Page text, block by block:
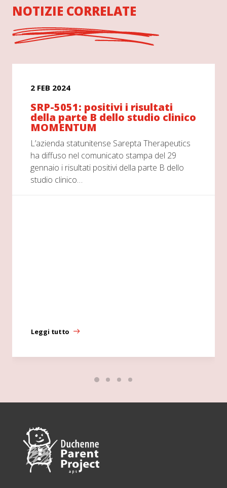
NOTIZIE CORRELATE
2 FEB 2024
SRP-5051: positivi i risultati
della parte B dello studio clinico
MOMENTUM
L’azienda statunitense Sarepta Therapeutics
ha diffuso nel comunicato stampa del 29
gennaio i risultati positivi della parte B dello
studio clinico…
Leggi tutto